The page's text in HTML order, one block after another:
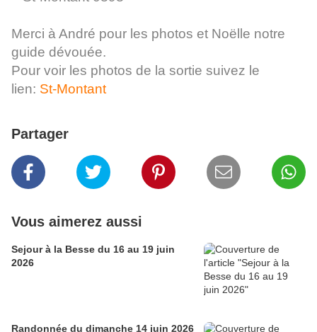
Merci à André pour les photos et Noëlle notre
guide dévouée.
Pour voir les photos de la sortie suivez le
lien: St-Montant
Partager
Vous aimerez aussi
Sejour à la Besse du 16 au 19 juin
2026
Randonnée du dimanche 14 juin 2026